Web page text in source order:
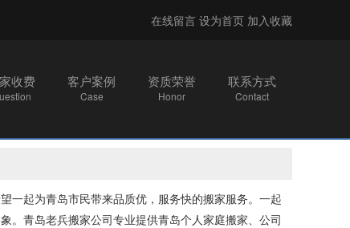
在线留言 设为首页 加入收藏
收费 客户案例
Case
资质荣誉
Honor
联系方式
Contact
一起为青岛市民带来品质优，服务快的搬家服务。一起
。青岛老兵搬家公司专业提供青岛个人家庭搬家、公司